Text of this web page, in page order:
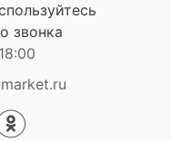
звонка